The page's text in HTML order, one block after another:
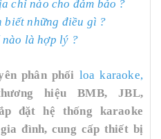
chỉ nào cho đảm bảo ?
biết những điều gì ?
là hợp lý ?
phân phối loa karaoke,
hiệu BMB, JBL,
đặt hệ thống karaoke
đình, cung cấp thiết bị